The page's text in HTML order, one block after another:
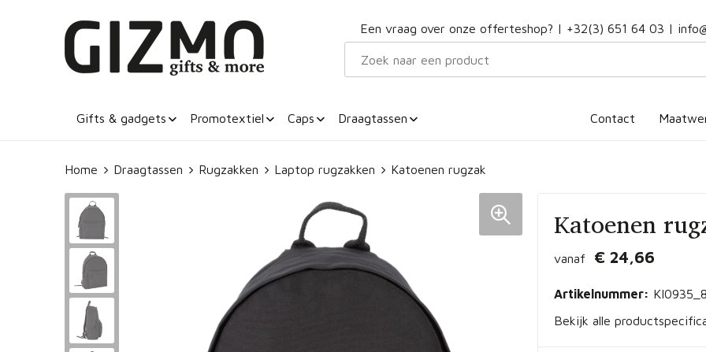
Een vraag over onze offerteshop? | +32(3) 651 64 03 |
Gifts & gadgets Promotextiel Caps Draagtassen Contact
Home Draagtassen Rugzakken Laptop rugzakken Katoenen rugzak
Katoenen
vanaf € 24,66
Artikelnummer:
Bekijk alle